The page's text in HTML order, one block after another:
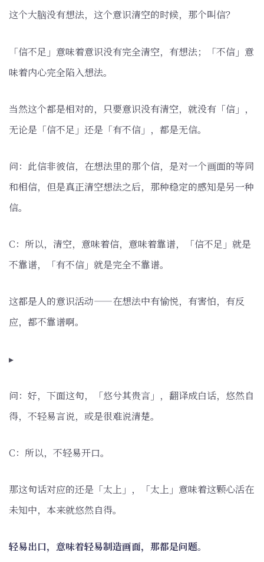
这个大脑没有想法，这个意识清空的时候，那个叫信？
「信不足」意味着意识没有完全清空，有想法；「不信」意
味着内心完全陷入想法。
当然这个都是相对的，只要意识没有清空，就没有「信」，
无论是「信不足」还是「有不信」，都是无信。
问：此信非彼信，在想法里的那个信，是对一个画面的等同
和相信，但是真正清空想法之后，那种稳定的感知是另一种
信。
C：所以，清空，意味着信，意味着靠谱，「信不足」就是
不靠谱，「有不信」就是完全不靠谱。
这都是人的意识活动——在想法中有愉悦，有害怕，有反
应，都不靠谱啊。
▸
问：好，下面这句，「悠兮其贵言」，翻译成白话，悠然自
得，不轻易言说，或是很难说清楚。
C：所以，不轻易开口。
那这句话对应的还是「太上」，「太上」意味着这颗心活在
未知中，本来就悠然自得。
轻易出口，意味着轻易制造画面，那都是问题。